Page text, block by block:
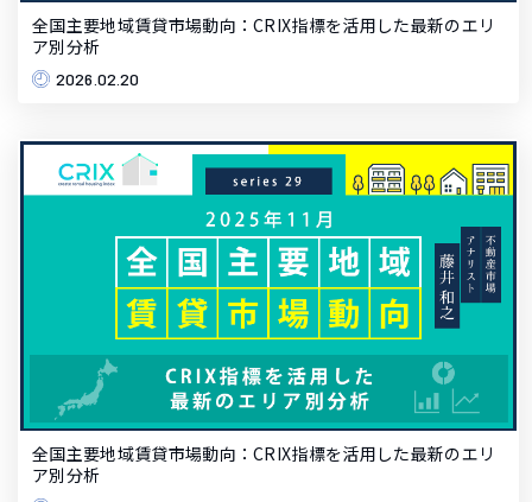
全国主要地域賃貸市場動向：CRIX指標を活用した最新のエリ
ア別分析
2026.02.20
全国主要地域賃貸市場動向：CRIX指標を活用した最新のエリ
ア別分析